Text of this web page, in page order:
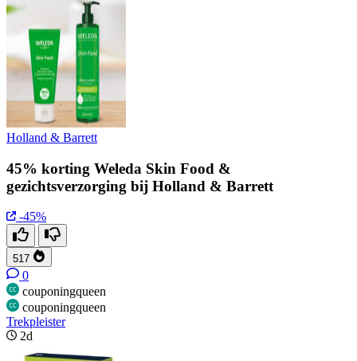
Holland & Barrett
45% korting Weleda Skin Food &
gezichtsverzorging bij Holland & Barrett
-45%
517
0
couponingqueen
couponingqueen
Trekpleister
2d